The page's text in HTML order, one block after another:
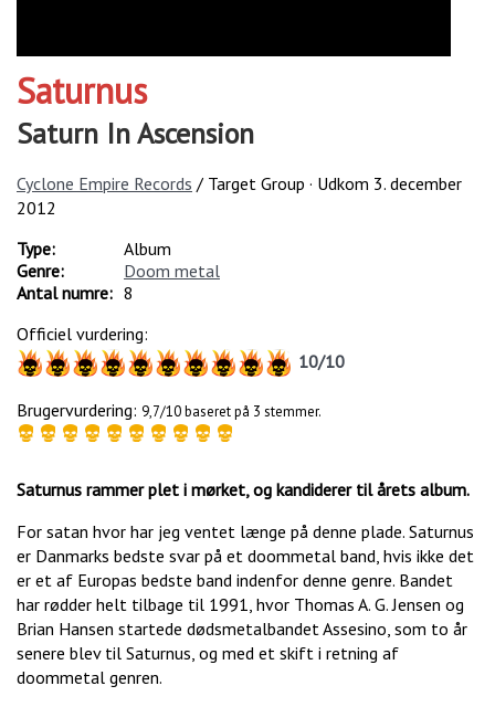
Saturnus
Saturn In Ascension
Cyclone Empire Records / Target Group · Udkom 3. december
2012
Type:
Album
Genre:
Doom metal
Antal numre: 8
Officiel vurdering:
10/10
Brugervurdering: 9,7/10 baseret på 3 stemmer.
Saturnus rammer plet i mørket, og kandiderer til årets album.
For satan hvor har jeg ventet længe på denne plade. Saturnus
er Danmarks bedste svar på et doommetal band, hvis ikke det
er et af Europas bedste band indenfor denne genre. Bandet
har rødder helt tilbage til 1991, hvor Thomas A. G. Jensen og
Brian Hansen startede dødsmetalbandet Assesino, som to år
senere blev til Saturnus, og med et skift i retning af
doommetal genren.